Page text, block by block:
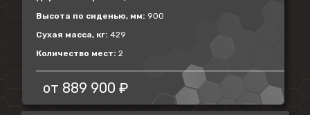
Высота по сиденью, мм: 900
Сухая масса, кг: 429
Количество мест: 2
от 889 900 ₽